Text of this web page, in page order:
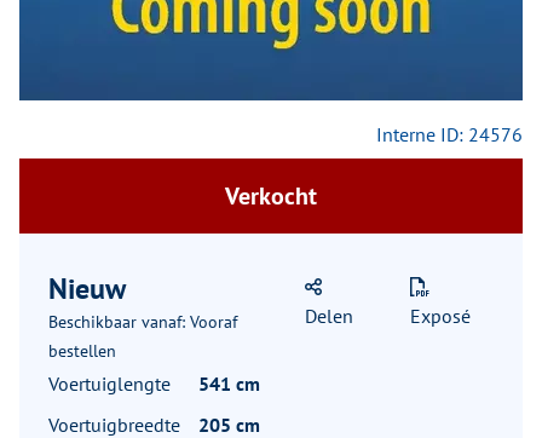
Interne ID: 24576
Verkocht
Nieuw
Beschikbaar vanaf: Vooraf
bestellen
Delen Exposé
Voertuiglengte
541 cm
Voertuigbreedte
205 cm